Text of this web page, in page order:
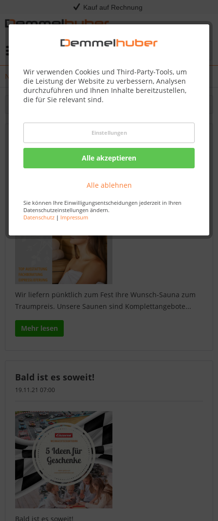
Kauf auf Rechnung
Wir verwenden Cookies und Third-Party-Tools, um
die Leistung der Website zu verbessern, Analysen
durchzuführen und Ihnen Inhalte bereitzustellen,
die für Sie relevant sind.
Einstellungen
Alle akzeptieren
Alle ablehnen
Sie können Ihre Einwilligungsentscheidungen jederzeit in Ihren
Datenschutzeinstellungen ändern.
Datenschutz| Impressum
News
Filtern
Wir liefern pünktlich zum Fest Ihre
Wuns...
26.11.21 07:00
Wir liefern pünktlich zum Fest Ihre Wunsch-Sauna zum
Traumpreis. Unsere Saunen sind Komplettangebote...
Mehr lesen
Bald ist es soweit!
19.11.21 07:00
Bald ist es soweit!